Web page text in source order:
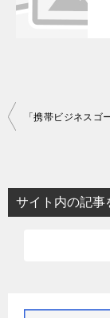
投
ビ
ゲ
サイト内の記事